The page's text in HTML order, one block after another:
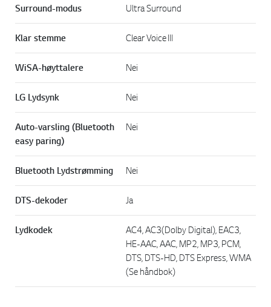
Surround-modus Ultra Surround
Klar stemme Clear Voice III
WiSA-høyttalere Nei
LG Lydsynk Nei
Auto-varsling (Bluetooth
easy paring)
Nei
Bluetooth Lydstrømming Nei
DTS-dekoder Ja
Lydkodek
AC4, AC3(Dolby Digital), EAC3,
HE-AAC, AAC, MP2, MP3, PCM,
DTS, DTS-HD, DTS Express, WMA
(Se håndbok)